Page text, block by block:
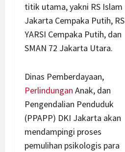
titik utama, yakni RS Islam
Jakarta Cempaka Putih, RS
YARSI Cempaka Putih, dan
SMAN 72 Jakarta Utara.
Dinas Pemberdayaan,
Perlindungan Anak, dan
Pengendalian Penduduk
(PPAPP) DKI Jakarta akan
mendampingi proses
pemulihan psikologis para